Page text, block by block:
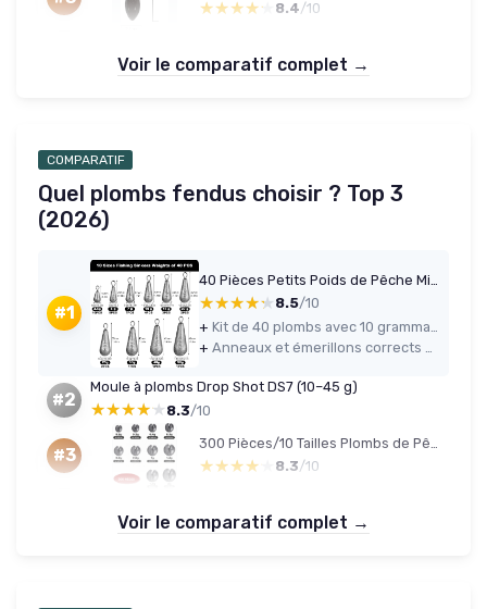
★★★★★
★★★★★ 8.4/10
Voir le comparatif complet →
COMPARATIF
Quel plombs fendus choisir ? Top 3
(2026)
#1 ★★★★★
★★★★★ 8.5/10
+
+
#2
Moule à plombs Drop Shot DS7 (10–45 g)
★★★★★
★★★★★ 8.3/10
#3 ★★★★★
★★★★★ 8.3/10
Voir le comparatif complet →